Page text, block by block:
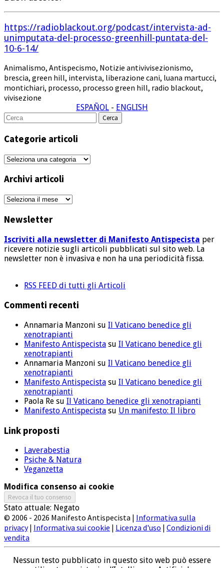
https://radioblackout.org/podcast/intervista-ad-
unimputata-del-processo-greenhill-puntata-del-
10-6-14/
Animalismo, Antispecismo, Notizie antivivisezionismo,
brescia, green hill, intervista, liberazione cani, luana martucci,
montichiari, processo, processo green hill, radio blackout,
vivisezione
ESPAÑOL - ENGLISH
Cerca
per:
Categorie articoli
Categorie
Archivi articoli
Archivi
Newsletter
Iscriviti alla newsletter di Manifesto Antispecista per
ricevere notizie sugli articoli pubblicati sul sito web. La
newsletter non è invasiva e non ha una periodicità fissa.
RSS FEED di tutti gli Articoli
Commenti recenti
Annamaria Manzoni su Il Vaticano benedice gli
xenotrapianti
Manifesto Antispecista su Il Vaticano benedice gli
xenotrapianti
Annamaria Manzoni su Il Vaticano benedice gli
xenotrapianti
Manifesto Antispecista su Il Vaticano benedice gli
xenotrapianti
Paola Re su Il Vaticano benedice gli xenotrapianti
Manifesto Antispecista su Un manifesto: Il libro
Link proposti
Laverabestia
Psiche & Natura
Veganzetta
Modifica consenso ai cookie
Revoca il tuo consenso
Stato attuale: Negato
© 2006 - 2026 Manifesto Antispecista | Informativa sulla
privacy| Informativa sui cookie | Licenza d'uso | Condizioni di
vendita
Nessun testo pubblicato in questo sito web può essere